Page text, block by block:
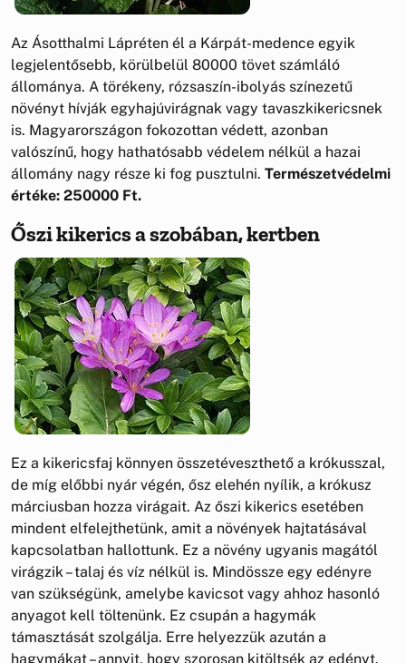
Az Ásotthalmi Lápréten él a Kárpát-medence egyik
legjelentősebb, körülbelül 80000 tövet számláló
állománya. A törékeny, rózsaszín-ibolyás színezetű
növényt hívják egyhajúvirágnak vagy tavaszkikericsnek
is. Magyarországon fokozottan védett, azonban
valószínű, hogy hathatósabb védelem nélkül a hazai
állomány nagy része ki fog pusztulni. Természetvédelmi
értéke: 250000 Ft.
Őszi kikerics a szobában, kertben
Ez a kikericsfaj könnyen összetéveszthető a krókusszal,
de míg előbbi nyár végén, ősz elehén nyílik, a krókusz
márciusban hozza virágait. Az őszi kikerics esetében
mindent elfelejthetünk, amit a növények hajtatásával
kapcsolatban hallottunk. Ez a növény ugyanis magától
virágzik – talaj és víz nélkül is. Mindössze egy edényre
van szükségünk, amelybe kavicsot vagy ahhoz hasonló
anyagot kell töltenünk. Ez csupán a hagymák
támasztását szolgálja. Erre helyezzük azután a
hagymákat – annyit, hogy szorosan kitöltsék az edényt.